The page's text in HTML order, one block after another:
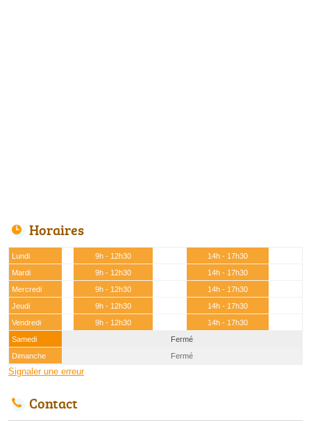
Horaires
Lundi 9h - 12h30
14h - 17h30
Mardi
9h - 12h30
14h - 17h30
Mercredi
9h - 12h30
14h - 17h30
Jeudi
9h - 12h30
14h - 17h30
Vendredi
9h - 12h30
14h - 17h30
Samedi
Fermé
Dimanche
Fermé
Signaler une erreur
Contact